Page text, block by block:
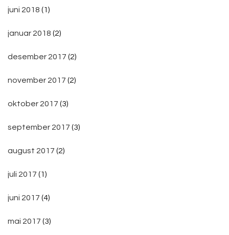
juni 2018 (1)
januar 2018 (2)
desember 2017 (2)
november 2017 (2)
oktober 2017 (3)
september 2017 (3)
august 2017 (2)
juli 2017 (1)
juni 2017 (4)
mai 2017 (3)